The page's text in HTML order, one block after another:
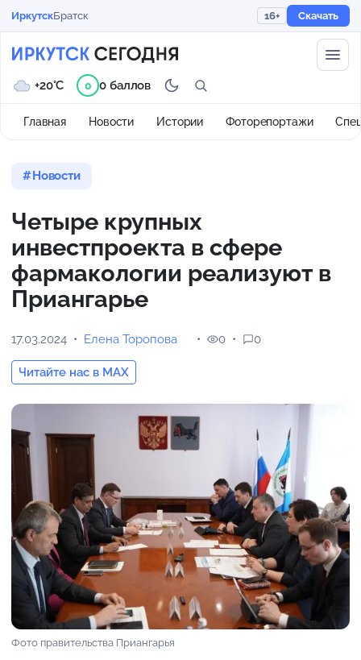
ИркутскБратск 16+ Скачать
Главная Новости Истории Фоторепортажи
+20°C 0 0 баллов
Новости
Четыре крупных
инвестпроекта в сфере
фармакологии реализуют в
Приангарье
17.03.2024 Елена Торопова
Читайте нас в MAX
0 0
Фото правительства Приангарья